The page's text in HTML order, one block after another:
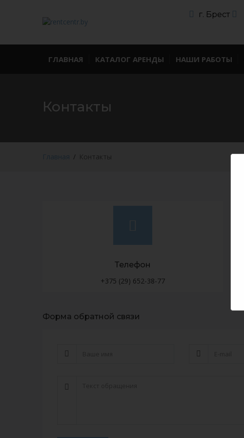
г. Брест
ГЛАВНАЯ КАТАЛОГ АРЕНДЫ НАШИ РАБОТЫ
Контакты
Главная Контакты
Телефон
+375 (29) 652-38-77
Форма обратной связи